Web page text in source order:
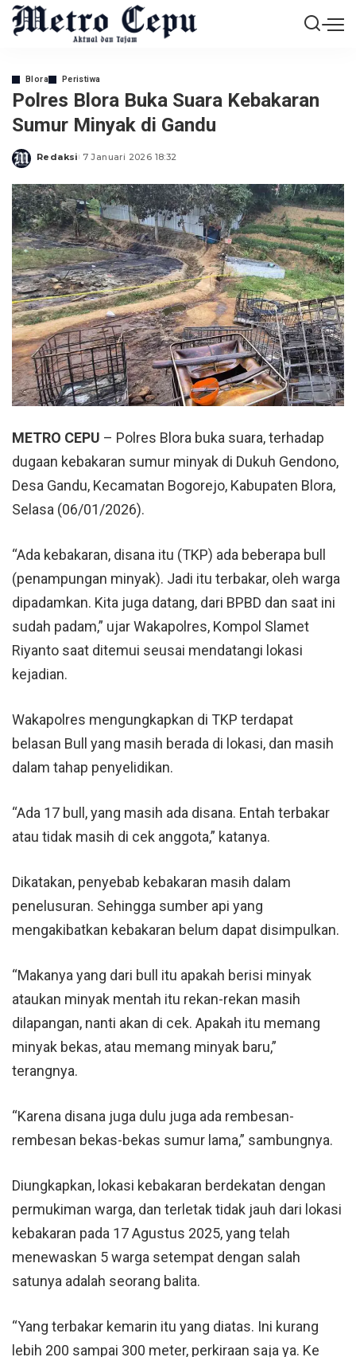
Blora Peristiwa
Polres Blora Buka Suara Kebakaran
Sumur Minyak di Gandu
Posted
Redaksi 7 Januari 2026 18:32
METRO CEPU – Polres Blora buka suara, terhadap
dugaan kebakaran sumur minyak di Dukuh Gendono,
Desa Gandu, Kecamatan Bogorejo, Kabupaten Blora,
Selasa (06/01/2026).
“Ada kebakaran, disana itu (TKP) ada beberapa bull
(penampungan minyak). Jadi itu terbakar, oleh warga
dipadamkan. Kita juga datang, dari BPBD dan saat ini
sudah padam,” ujar Wakapolres, Kompol Slamet
Riyanto saat ditemui seusai mendatangi lokasi
kejadian.
Wakapolres mengungkapkan di TKP terdapat
belasan Bull yang masih berada di lokasi, dan masih
dalam tahap penyelidikan.
“Ada 17 bull, yang masih ada disana. Entah terbakar
atau tidak masih di cek anggota,” katanya.
Dikatakan, penyebab kebakaran masih dalam
penelusuran. Sehingga sumber api yang
mengakibatkan kebakaran belum dapat disimpulkan.
“Makanya yang dari bull itu apakah berisi minyak
ataukan minyak mentah itu rekan-rekan masih
dilapangan, nanti akan di cek. Apakah itu memang
minyak bekas, atau memang minyak baru,”
terangnya.
“Karena disana juga dulu juga ada rembesan-
rembesan bekas-bekas sumur lama,” sambungnya.
Diungkapkan, lokasi kebakaran berdekatan dengan
permukiman warga, dan terletak tidak jauh dari lokasi
kebakaran pada 17 Agustus 2025, yang telah
menewaskan 5 warga setempat dengan salah
satunya adalah seorang balita.
“Yang terbakar kemarin itu yang diatas. Ini kurang
lebih 200 sampai 300 meter, perkiraan saja ya. Ke